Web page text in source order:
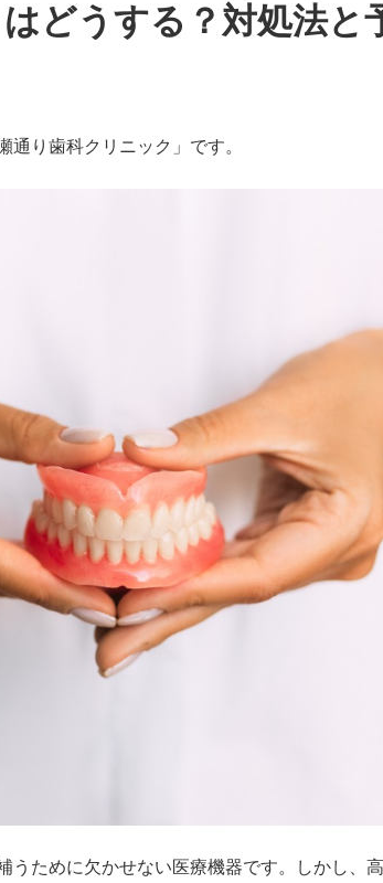
どうする？対処法と
通り歯科クリニック」です。
うために欠かせない医療機器です。しかし、